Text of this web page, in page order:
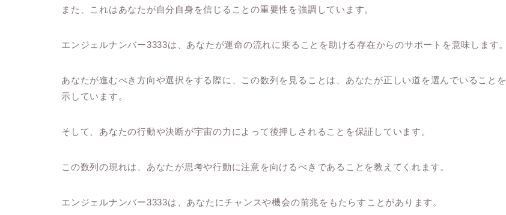
また、これはあなたが自分自身を信じることの重要性を強調しています。
エンジェルナンバー3333は、あなたが運命の流れに乗ることを助ける存在からのサポートを意味します。
あなたが進むべき方向や選択をする際に、この数列を見ることは、あなたが正しい道を選んでいることを
示しています。
そして、あなたの行動や決断が宇宙の力によって後押しされることを保証しています。
この数列の現れは、あなたが思考や行動に注意を向けるべきであることを教えてくれます。
エンジェルナンバー3333は、あなたにチャンスや機会の前兆をもたらすことがあります。